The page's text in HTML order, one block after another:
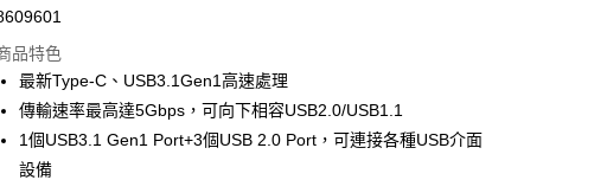
LINE Pay
Apple Pay
街口支付
品特色
最新Type-C、USB3.1Gen1高速處理
傳輸速率最高達5Gbps，可向下相容USB2.0/USB1.1
1個USB3.1 Gen1 Port+3個USB 2.0 Port，可連接各種USB介面
設備